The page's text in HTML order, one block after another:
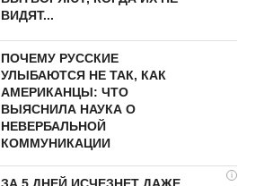
ВИДЯТ...
ПОЧЕМУ РУССКИЕ
УЛЫБАЮТСЯ НЕ ТАК, КАК
АМЕРИКАНЦЫ: ЧТО
ВЫЯСНИЛА НАУКА О
НЕВЕРБАЛЬНОЙ
КОММУНИКАЦИИ
i
ЗА 5 ДНЕЙ ИСЧЕЗНЕТ ДАЖЕ